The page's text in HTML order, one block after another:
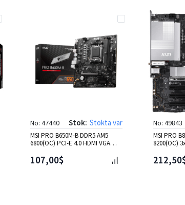
No: 47440 Stok: Stokta var
MSI PRO B650M-B DDR5 AM5
6800(OC) PCI-E 4.0 HDMI VGA
107,00$
No: 49843
MSI PRO
8200(OC)